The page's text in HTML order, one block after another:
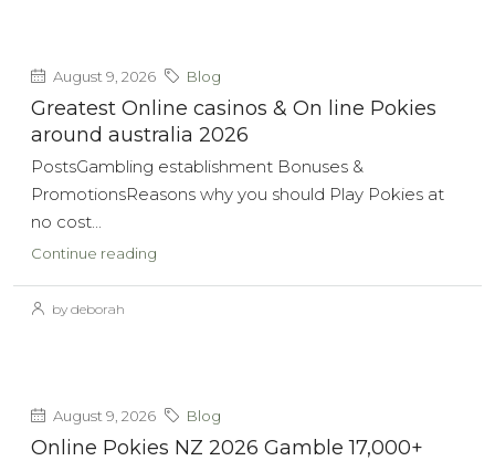
August 9, 2026 Blog
Greatest Online casinos & On line Pokies
around australia 2026
PostsGambling establishment Bonuses &
PromotionsReasons why you should Play Pokies at
no cost...
Continue reading
by deborah
August 9, 2026 Blog
Online Pokies NZ 2026 Gamble 17,000+